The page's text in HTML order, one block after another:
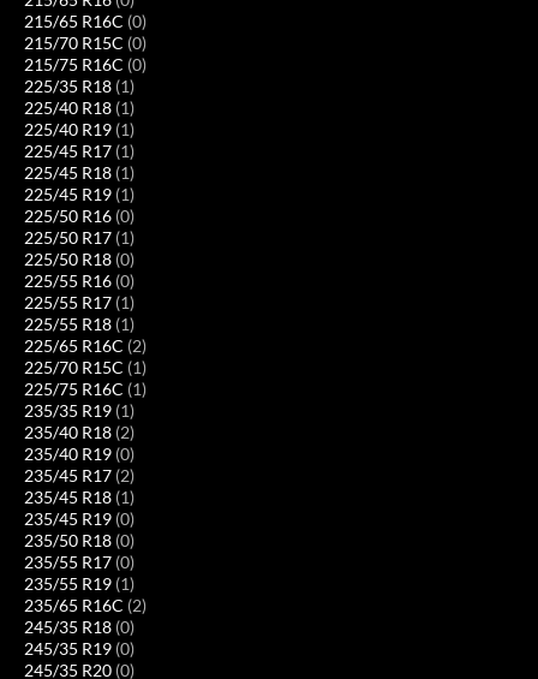
215/65 R16C (0)
215/70 R15C (0)
215/75 R16C (0)
225/35 R18 (1)
225/40 R18 (1)
225/40 R19 (1)
225/45 R17 (1)
225/45 R18 (1)
225/45 R19 (1)
225/50 R16 (0)
225/50 R17 (1)
225/50 R18 (0)
225/55 R16 (0)
225/55 R17 (1)
225/55 R18 (1)
225/65 R16C (2)
225/70 R15C (1)
225/75 R16C (1)
235/35 R19 (1)
235/40 R18 (2)
235/40 R19 (0)
235/45 R17 (2)
235/45 R18 (1)
235/45 R19 (0)
235/50 R18 (0)
235/55 R17 (0)
235/55 R19 (1)
235/65 R16C (2)
245/35 R18 (0)
245/35 R19 (0)
245/35 R20 (0)